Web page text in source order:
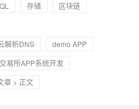
存储
区块链
解析DNS
demo APP
交易所APP系统开发
章 > 正文